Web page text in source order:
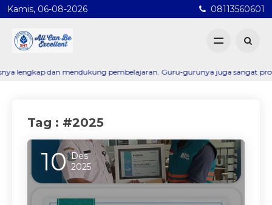
Kamis, 06-08-2026 08113560601
mendukung pembelajaran. Guru-gurunya juga sangat
Tag : #2025
10 Des
2025